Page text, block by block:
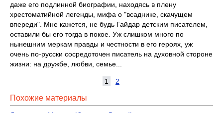
даже его подлинной биографии, находясь в плену
хрестоматийной легенды, мифа о "всаднике, скачущем
впереди". Мне кажется, не будь Гайдар детским писателем,
оставили бы его тогда в покое. Уж слишком много по
нынешним меркам правды и честности в его героях, уж
очень по-русски сосредоточен писатель на духовной стороне
жизни: на дружбе, любви, семье...
1 2
Похожие материалы